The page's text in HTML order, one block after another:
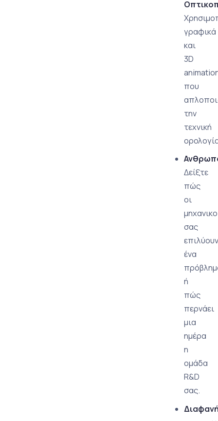
γραφικά
και
3D
που
την
τεχνική
Δείξτε
πώς
οι
σας
ένα
ή
πώς
περνάει
μια
ημέρα
η
ομάδα
R&D
σας.